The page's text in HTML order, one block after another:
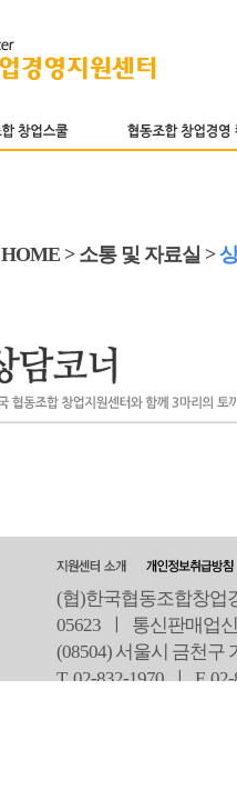
HOME > 소통 및 자료실 >
(협)한국협동조합창업
05623 ㅣ 통신판매업
(08504) 서울시 금천구
T 02-832-1970 ㅣF